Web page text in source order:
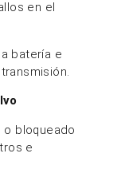
para
realizarse
profesional